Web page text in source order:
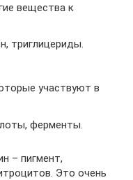
вещества к
триглицериды.
участвуют в
ферменты.
– пигмент,
Это очень